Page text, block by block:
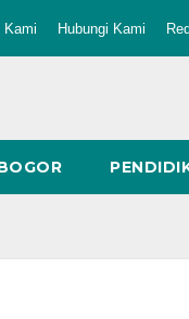
Kami Hubungi Kami